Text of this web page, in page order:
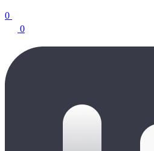
0
0